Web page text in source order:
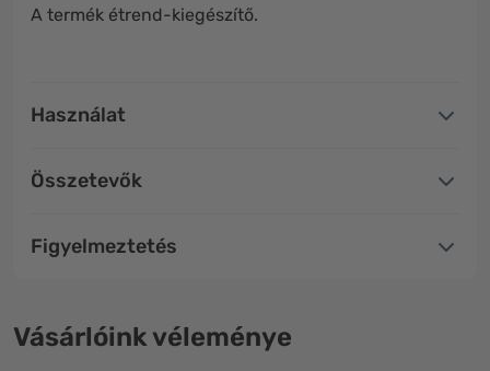
A termék étrend-kiegészítő.
Használat
Összetevők
Figyelmeztetés
Vásárlóink véleménye